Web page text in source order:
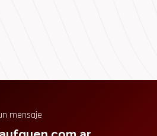
mensaje